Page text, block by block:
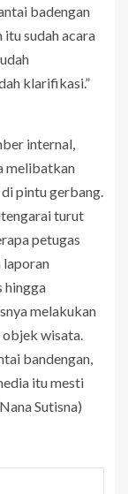
badengan
itu sudah acara
klarifikasi.”
internal,
melibatkan
pintu gerbang.
turut
petugas
laporan
hingga
melakukan
objek wisata.
bandengan,
itu mesti
Sutisna)